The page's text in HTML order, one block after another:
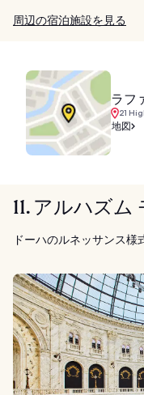
周辺の宿泊施設を見る
ラフ
21
地図
11. アルハズム
ドーハのルネッサンス